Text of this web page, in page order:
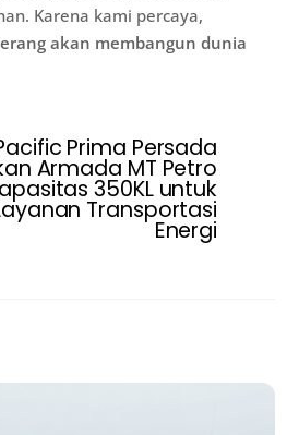
Karena kami percaya,
akan membangun dunia
Prima Persada
Armada MT Petro
350KL untuk
Transportasi
Energi